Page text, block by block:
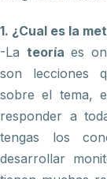
1. ¿Cual es la
-La teoría es
son lecciones
sobre el tema,
responder a
tengas los
desarrollar